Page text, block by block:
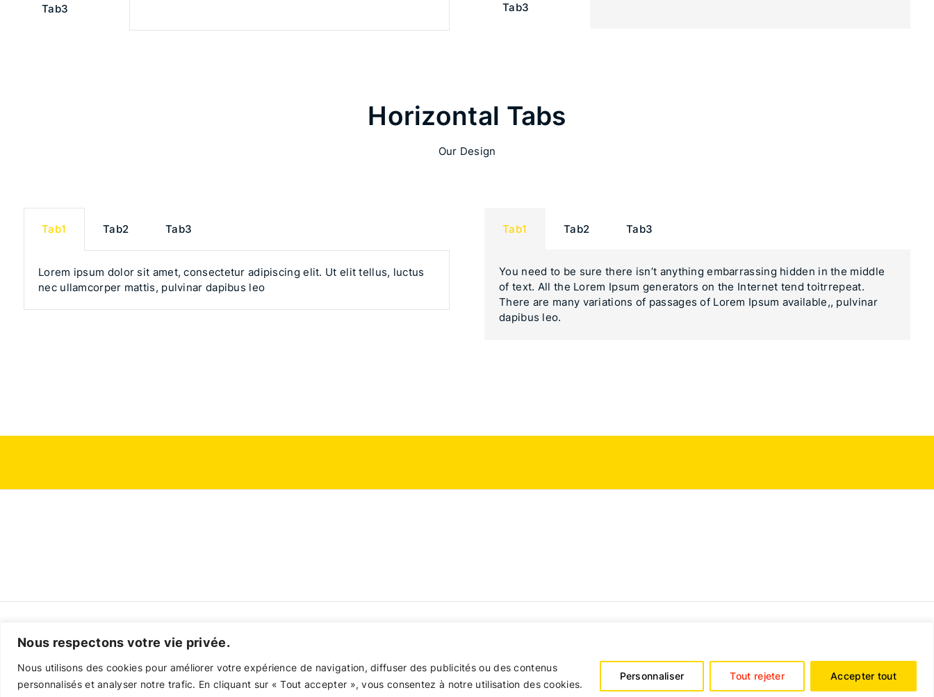
Nous respectons votre vie privée.
Nous utilisons des cookies pour améliorer votre expérience de navigation, diffuser des publicités ou des contenus
personnalisés et analyser notre trafic. En cliquant sur « Tout accepter », vous consentez à notre utilisation des cookies.
Personnaliser Tout rejeter Accepter tout
Tab3 Tab3
Horizontal Tabs
Our Design
Tab1 Tab2 Tab3
Lorem ipsum dolor sit amet, consectetur adipiscing elit. Ut elit tellus, luctus
nec ullamcorper mattis, pulvinar dapibus leo
Tab1 Tab2 Tab3
You need to be sure there isn’t anything embarrassing hidden in the middle
of text. All the Lorem Ipsum generators on the Internet tend toitrrepeat.
There are many variations of passages of Lorem Ipsum available,, pulvinar
dapibus leo.
Politique de confidentialité
Condition Générales